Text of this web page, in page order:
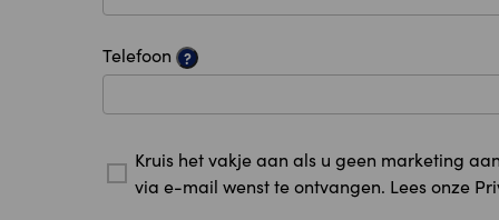
Telefoon ?
Kruis het vakje aan als u geen marketing
via e-mail wenst te ontvangen. Lees onze